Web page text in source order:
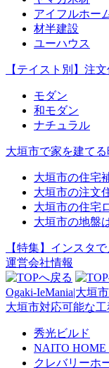
アイフルホー
材半建設
ユーハウス
【テイスト別】注
モダン
和モダン
ナチュラル
大垣市で家を建てる
大垣市の住宅
大垣市の注文
大垣市の住宅
大垣市の地盤
【特集】インスタ
運営会社情報
Ogaki-IeMania|大垣
大垣市対応可能な
秀光ビルド
NAITO HOME
クレバリーホ